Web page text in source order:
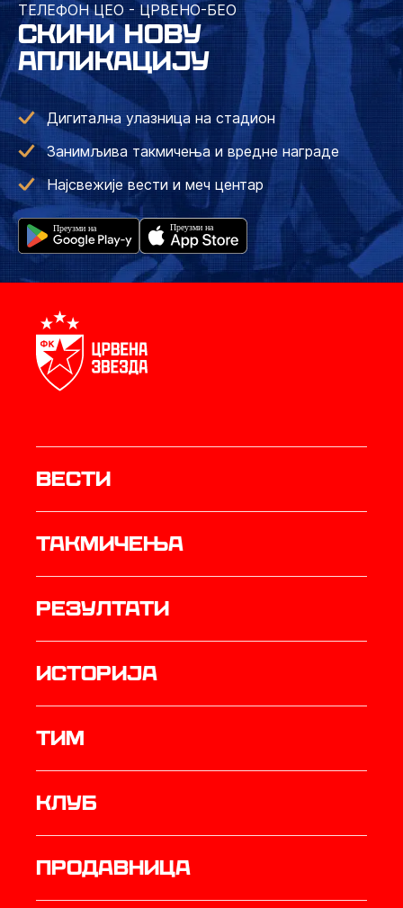
ТЕЛЕФОН ЦЕО - ЦРВЕНО-БЕО
СКИНИ НОВУ
АПЛИКАЦИЈУ
Дигитална улазница на стадион
Занимљива такмичења и вредне награде
Најсвежије вести и меч центар
Вести
Такмичења
резултати
историја
ТИМ
Клуб
продавница